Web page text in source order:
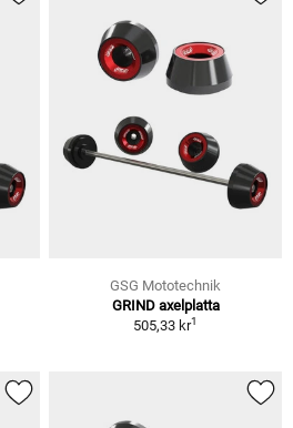
GSG Mototechnik
GRIND axelplatta
505,33 kr1